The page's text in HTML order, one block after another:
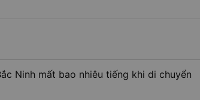
Ninh mất bao nhiêu tiếng khi di chuyển